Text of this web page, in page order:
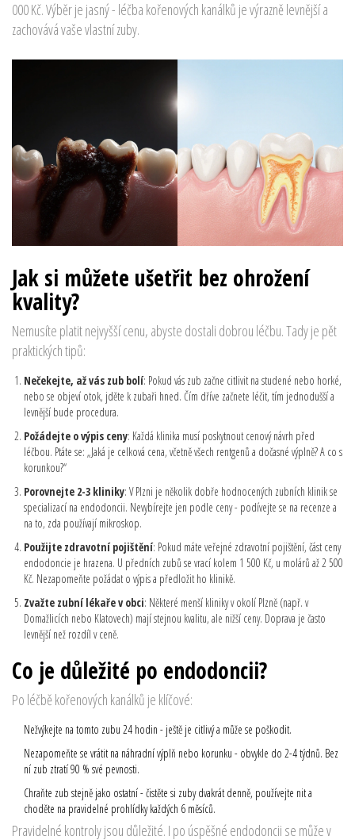
000 Kč. Výběr je jasný - léčba kořenových kanálků je výrazně levnější a
zachovává vaše vlastní zuby.
Jak si můžete ušetřit bez ohrožení
kvality?
Nemusíte platit nejvyšší cenu, abyste dostali dobrou léčbu. Tady je pět
praktických tipů:
Nečekejte, až vás zub bolí: Pokud vás zub začne citlivit na studené nebo horké,
nebo se objeví otok, jděte k zubaři hned. Čím dříve začnete léčit, tím jednodušší a
levnější bude procedura.
Požádejte o výpis ceny: Každá klinika musí poskytnout cenový návrh před
léčbou. Ptáte se: „Jaká je celková cena, včetně všech rentgenů a dočasné výplně? A co s
korunkou?“
Porovnejte 2-3 kliniky: V Plzni je několik dobře hodnocených zubních klinik se
specializací na endodoncii. Nevybírejte jen podle ceny - podívejte se na recenze a
na to, zda používají mikroskop.
Použijte zdravotní pojištění: Pokud máte veřejné zdravotní pojištění, část ceny
endodoncie je hrazena. U předních zubů se vrací kolem 1 500 Kč, u molárů až 2 500
Kč. Nezapomeňte požádat o výpis a předložit ho klinikě.
Zvažte zubní lékaře v obci: Některé menší kliniky v okolí Plzně (např. v
Domažlicích nebo Klatovech) mají stejnou kvalitu, ale nižší ceny. Doprava je často
levnější než rozdíl v ceně.
Co je důležité po endodoncii?
Po léčbě kořenových kanálků je klíčové:
Nežvýkejte na tomto zubu 24 hodin - ještě je citlivý a může se poškodit.
Nezapomeňte se vrátit na náhradní výplň nebo korunku - obvykle do 2-4 týdnů. Bez
ní zub ztratí 90 % své pevnosti.
Chraňte zub stejně jako ostatní - čistěte si zuby dvakrát denně, používejte nit a
choděte na pravidelné prohlídky každých 6 měsíců.
Pravidelné kontroly jsou důležité. I po úspěšné endodoncii se může v